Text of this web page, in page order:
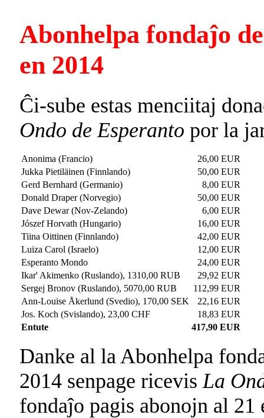
Abonhelpa fondaĵo
en 2014
Ĉi-sube estas menciitaj
Ondo de Esperanto por la
Anonima (Francio)
26,00 EUR
Jukka Pietiläinen (Finnlando)
50,00 EUR
Gerd Bernhard (Germanio)
8,00 EUR
Donald Draper (Norvegio)
50,00 EUR
Dave Dewar (Nov-Zelando)
6,00 EUR
Jószef Horvath (Hungario)
16,00 EUR
Tiina Oittinen (Finnlando)
42,00 EUR
Luiza Carol (Israelo)
12,00 EUR
Esperanto Mondo
24,00 EUR
Ikar' Akimenko (Ruslando), 1310,00 RUB
29,92 EUR
Sergej Bronov (Ruslando), 5070,00 RUB
112,99 EUR
Ann-Louise Åkerlund (Svedio), 170,00 SEK
22,16 EUR
Jos. Koch (Svislando), 23,00 CHF
18,83 EUR
Entute
417,90 EUR
Danke al la Abonhelpa
2014 senpage ricevis La
fondaĵo pagis abonojn al